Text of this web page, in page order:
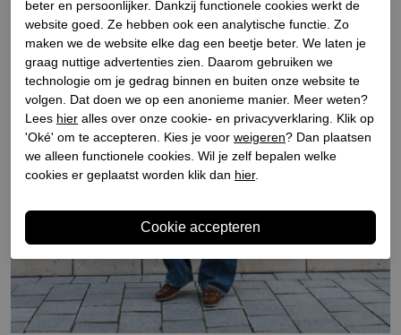
beter en persoonlijker. Dankzij functionele cookies werkt de
website goed. Ze hebben ook een analytische functie. Zo
maken we de website elke dag een beetje beter. We laten je
graag nuttige advertenties zien. Daarom gebruiken we
technologie om je gedrag binnen en buiten onze website te
volgen. Dat doen we op een anonieme manier. Meer weten?
Lees hier alles over onze cookie- en privacyverklaring. Klik op
'Oké' om te accepteren. Kies je voor weigeren? Dan plaatsen
we alleen functionele cookies. Wil je zelf bepalen welke
cookies er geplaatst worden klik dan hier.